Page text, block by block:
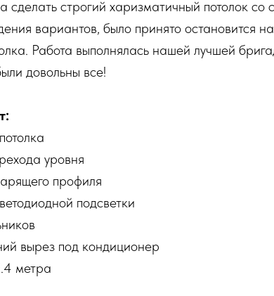
сделать строгий харизматичный потолок
вариантов, было принято остановится
Работа выполнялась нашей лучшей
довольны все!
уровня
профиля
подсветки
вырез под кондиционер
метра